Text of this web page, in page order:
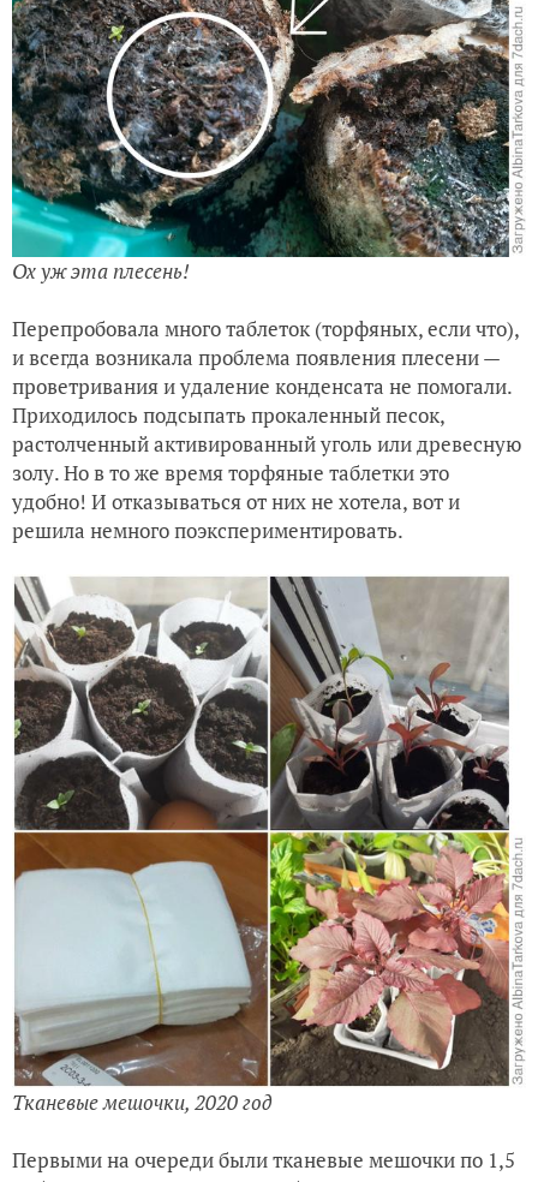
Ох уж эта плесень!
Перепробовала много таблеток (торфяных, если что),
и всегда возникала проблема появления плесени —
проветривания и удаление конденсата не помогали.
Приходилось подсыпать прокаленный песок,
растолченный активированный уголь или древесную
золу. Но в то же время торфяные таблетки это
удобно! И отказываться от них не хотела, вот и
решила немного поэкспериментировать.
Тканевые мешочки, 2020 год
Первыми на очереди были тканевые мешочки по 1,5